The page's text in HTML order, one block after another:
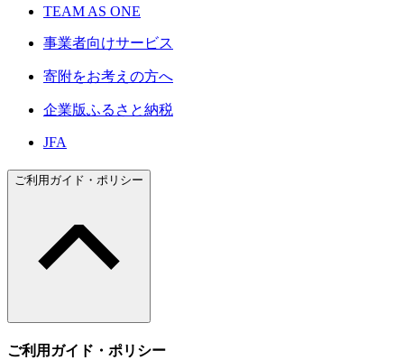
TEAM AS ONE
事業者向けサービス
寄附をお考えの方へ
企業版ふるさと納税
JFA
ご利用ガイド・ポリシー
ご利用ガイド・ポリシー